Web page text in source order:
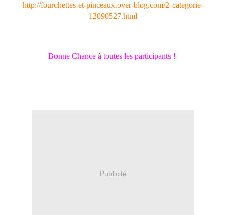
http://fourchettes-et-pinceaux.over-blog.com/2-categorie-
12090527.html
Bonne Chance à toutes les participants !
Publicité